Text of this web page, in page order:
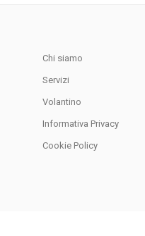
Chi siamo
Servizi
Volantino
Informativa Privacy
Cookie Policy